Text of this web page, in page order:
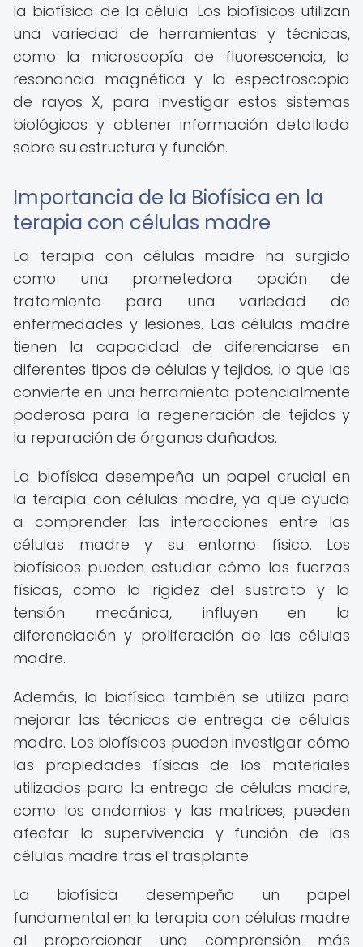
la biofísica de la célula. Los biofísicos utilizan
una variedad de herramientas y técnicas,
como la microscopía de fluorescencia, la
resonancia magnética y la espectroscopia
de rayos X, para investigar estos sistemas
biológicos y obtener información detallada
sobre su estructura y función.
Importancia de la Biofísica en la
terapia con células madre
La terapia con células madre ha surgido
como una prometedora opción de
tratamiento para una variedad de
enfermedades y lesiones. Las células madre
tienen la capacidad de diferenciarse en
diferentes tipos de células y tejidos, lo que las
convierte en una herramienta potencialmente
poderosa para la regeneración de tejidos y
la reparación de órganos dañados.
La biofísica desempeña un papel crucial en
la terapia con células madre, ya que ayuda
a comprender las interacciones entre las
células madre y su entorno físico. Los
biofísicos pueden estudiar cómo las fuerzas
físicas, como la rigidez del sustrato y la
tensión mecánica, influyen en la
diferenciación y proliferación de las células
madre.
Además, la biofísica también se utiliza para
mejorar las técnicas de entrega de células
madre. Los biofísicos pueden investigar cómo
las propiedades físicas de los materiales
utilizados para la entrega de células madre,
como los andamios y las matrices, pueden
afectar la supervivencia y función de las
células madre tras el trasplante.
La biofísica desempeña un papel
fundamental en la terapia con células madre
al proporcionar una comprensión más